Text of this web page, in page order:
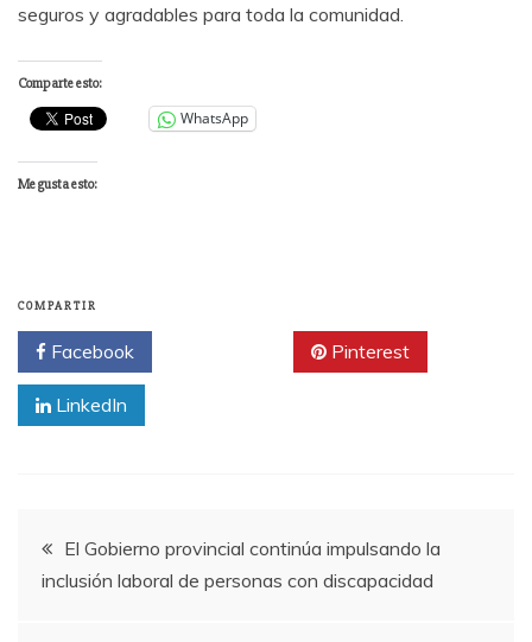
seguros y agradables para toda la comunidad.
Comparte esto:
WhatsApp
Me gusta esto:
COMPARTIR
Facebook Pinterest
LinkedIn
Navegación
de
El Gobierno provincial continúa impulsando la
inclusión laboral de personas con discapacidad